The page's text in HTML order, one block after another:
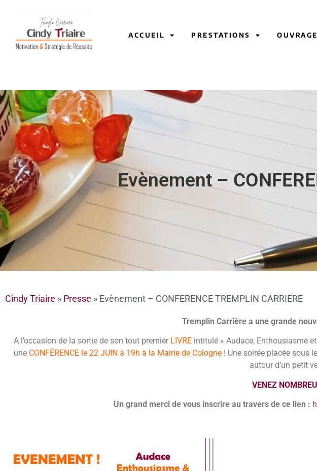
ACCUEIL PRESTATIONS
Evènement –
Cindy Triaire » Presse » Evènement – CONFERENCE TREMPLIN CARRIERE
Tremplin Carrière a une grande
A l’occasion de la sortie de son tout premier LIVRE intitulé « Audace, Enthousiasme
une CONFÉRENCE le 22 JUIN à 19h à la Mairie de Cologne! Une soirée placée sous
autour d’un petit
VENEZ
Un grand merci de vous inscrire au travers de ce lien :